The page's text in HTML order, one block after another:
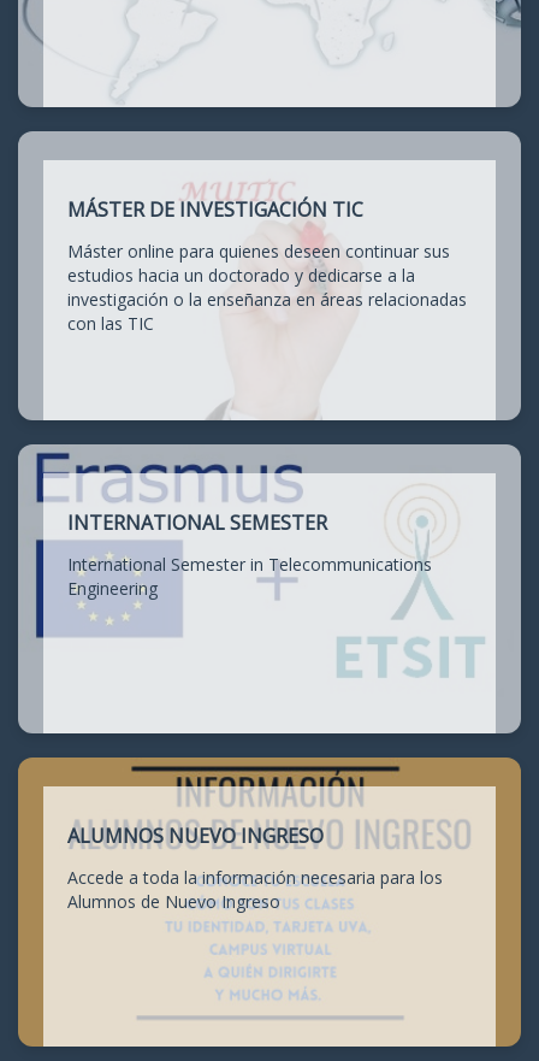
MÁSTER DE INVESTIGACIÓN TIC
Máster online para quienes deseen continuar sus
estudios hacia un doctorado y dedicarse a la
investigación o la enseñanza en áreas relacionadas
con las TIC
INTERNATIONAL SEMESTER
International Semester in Telecommunications
Engineering
ALUMNOS NUEVO INGRESO
Accede a toda la información necesaria para los
Alumnos de Nuevo Ingreso